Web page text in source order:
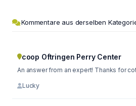
Kommentare aus derselben
coop Oftringen Perry Center
An answer from an expert! Thanks for
Lucky